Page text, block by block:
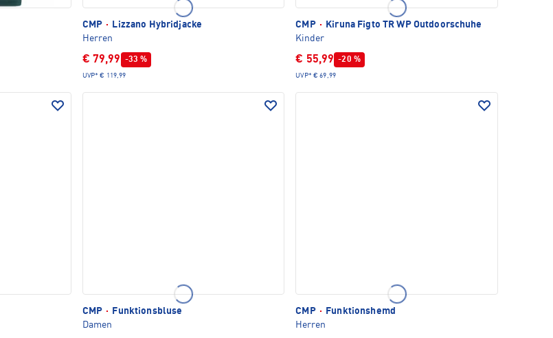
CMP ·
Lizzano Hybridjacke
Herren
€ 79,99 -33 %
UVP* € 119,99
CMP ·
Kiruna Figto TR WP Outdoorschuhe
Kinder
€ 55,99 -20 %
UVP* € 69,99
CMP ·
Funktionsbluse
Damen
CMP ·
Funktionshemd
Herren